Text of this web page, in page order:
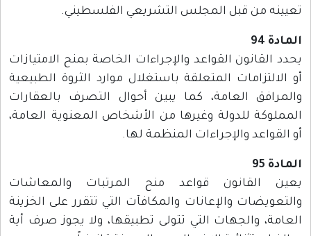
تعيينه من قبل المجلس التشريعي الفلسطيني.
المادة 94
يحدد القانون القواعد والإجراءات الخاصة بمنح الامتيازات
أو الالتزامات المتعلقة باستغلال موارد الثروة الطبيعية
والمرافق العامة، كما يبين أحوال التصرف بالعقارات
المملوكة للدولة وغيرها من الأشخاص المعنوية العامة،
أو القواعد والإجراءات المنظمة لها.
المادة 95
يعين القانون قواعد منح المرتبات والمعاشات
والتعويضات والإعانات والمكافآت التي تتقرر على الخزينة
العامة، والجهات التي تتولى تطبيقها، ولا يجوز صرف أية